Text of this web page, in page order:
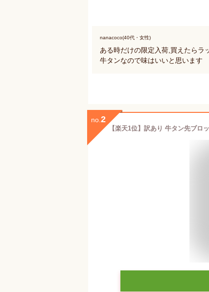
nanacoco(40代・女性)
ある時だけの限定入荷,買えたらラ
牛タンなので味はいいと思います
no. 2